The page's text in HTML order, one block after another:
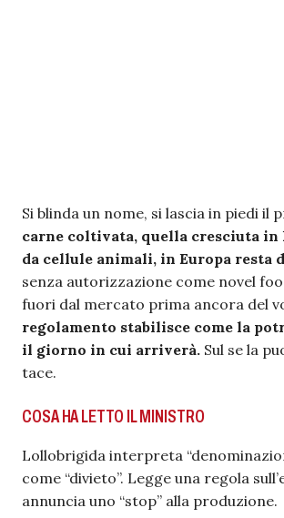
Si blinda un nome, si lascia in piedi il
carne coltivata, quella cresciuta
da cellule animali, in Europa resta
senza autorizzazione come novel
fuori dal mercato prima ancora del
regolamento stabilisce come la
il giorno in cui arriverà. Sul se la
tace.
COSA HA LETTO IL MINISTRO
Lollobrigida interpreta
come “divieto”. Legge una regola
annuncia uno “stop” alla produzione.